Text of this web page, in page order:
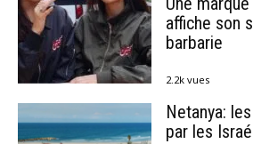
affiche son
barbarie
2.2k vues
Netanya:
par les